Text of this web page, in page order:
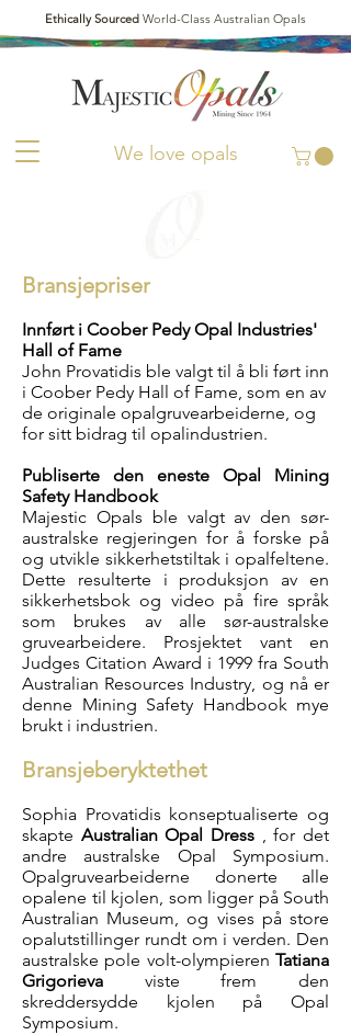
We love opals
Ethically Sourced World-Class Australian Opals
Bransjepriser
Innført i Coober Pedy Opal Industries'
Hall of Fame
John Provatidis ble valgt til å bli ført inn
i Coober Pedy Hall of Fame, som en av
de originale opalgruvearbeiderne, og
for sitt bidrag til opalindustrien.
Publiserte den eneste Opal Mining
Safety Handbook
Majestic Opals ble valgt av den sør-
australske regjeringen for å forske på
og utvikle sikkerhetstiltak i opalfeltene.
Dette resulterte i produksjon av en
sikkerhetsbok og video på fire språk
som brukes av alle sør-australske
gruvearbeidere.
Prosjektet vant en
Judges Citation Award i 1999 fra South
Australian Resources Industry, og nå er
denne Mining Safety Handbook mye
brukt i industrien.
Bransjeberyktethet
Sophia Provatidis konseptualiserte og
skapte Australian Opal Dress , for det
andre australske Opal Symposium.
Opalgruvearbeiderne donerte alle
opalene til kjolen, som ligger på South
Australian Museum, og vises på store
opalutstillinger rundt om i verden. Den
australske pole volt-olympieren Tatiana
Grigorieva viste frem den
skreddersydde kjolen på Opal
Symposium.